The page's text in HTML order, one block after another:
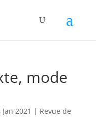
mode
Jan 2021 | Revue de